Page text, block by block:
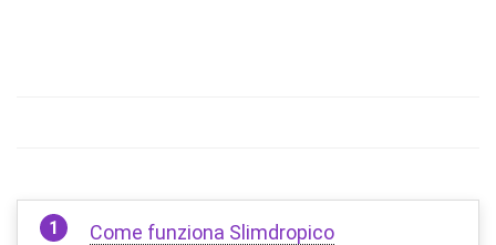
Come funziona Slimdropico